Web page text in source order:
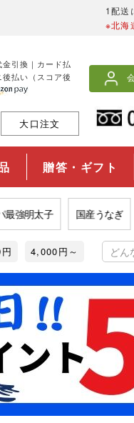
1配送
※北海
引換｜カード払
払い（スコア後
大口注文
贈答・ギフト
明太子 国産うなぎ
4,000円～